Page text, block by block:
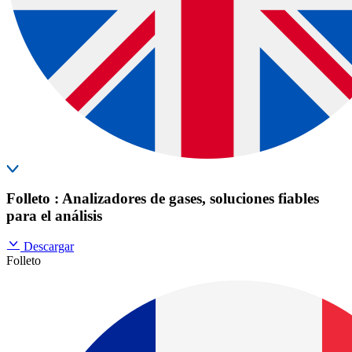
Folleto : Analizadores de gases, soluciones fiables
para el análisis
Descargar
Folleto